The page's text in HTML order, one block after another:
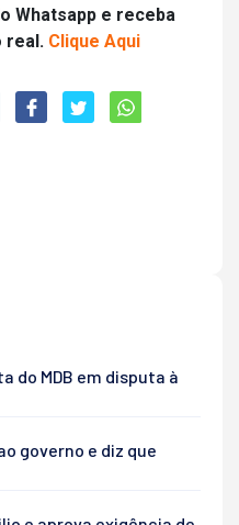
Whatsapp e receba
real. Clique Aqui
do MDB em disputa à
governo e diz que